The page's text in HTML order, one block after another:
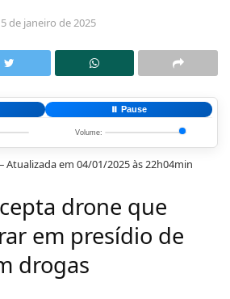
5 de janeiro de 2025
⏸️ Pause
Volume:
Atualizada em 04/01/2025 às 22h04min
drone que
em presídio de
drogas